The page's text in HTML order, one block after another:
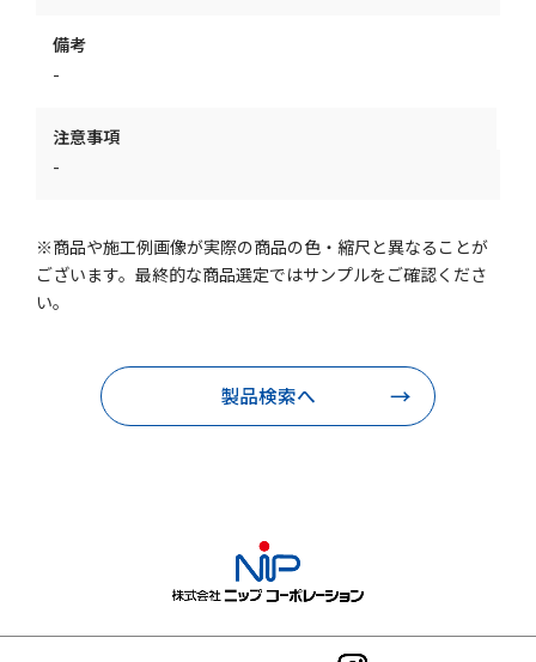
備考
-
注意事項
-
※商品や施工例画像が実際の商品の色・縮尺と異なることが
ございます。最終的な商品選定ではサンプルをご確認くださ
い。
製品検索へ